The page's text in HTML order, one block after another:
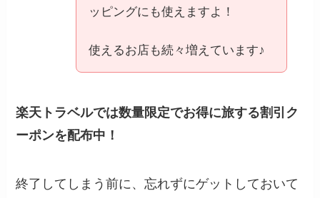
ッピングにも使えますよ！
使えるお店も続々増えています♪
楽天トラベルでは数量限定でお得に旅する割引ク
ーポンを配布中！
終了してしまう前に、忘れずにゲットしておいて